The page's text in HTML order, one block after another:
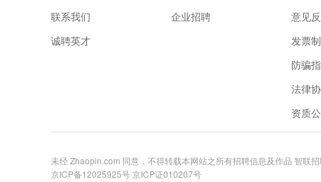
联系我们
诚聘英才
企业招聘
意见
发票
防骗
法律
资质
未经 Zhaopin.com 同意，不得转载本网站之所有招聘信息及作品 智联
京ICP备12025925号京ICP证010207号